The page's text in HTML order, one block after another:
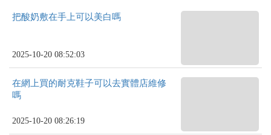
把酸奶敷在手上可以美白嗎
2025-10-20 08:52:03
在網上買的耐克鞋子可以去實體店維修
嗎
2025-10-20 08:26:19